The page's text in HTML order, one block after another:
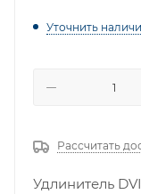
Уточнить
Рассчитать
Удлинитель